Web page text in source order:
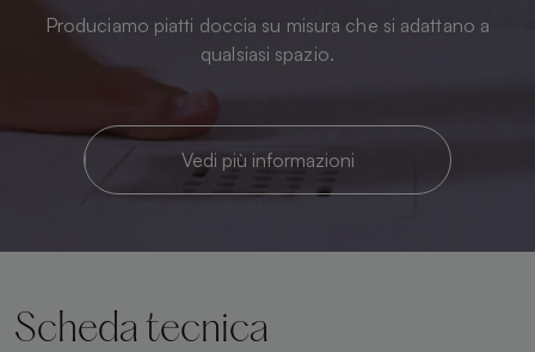
Produciamo piatti doccia su misura che si adattano a
qualsiasi spazio.
Vedi più informazioni
Scheda tecnica